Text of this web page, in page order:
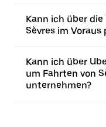
Kann ich über
Sèvres im Voraus
Kann ich über
um Fahrten von
unternehmen?